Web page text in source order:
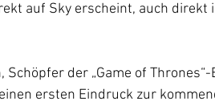
auf Sky erscheint, auch
Schöpfer der „Game of
ersten Eindruck zur